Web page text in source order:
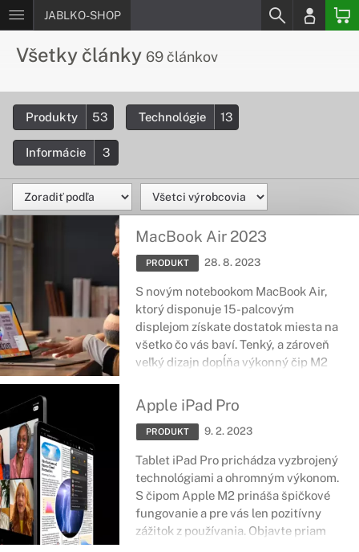
JABLKO-SHOP
Všetky články 69 článkov
Produkty 53 Technológie 13
Informácie 3
MacBook Air 2023
PRODUKT 28. 8. 2023
S novým notebookom MacBook Air,
ktorý disponuje 15-palcovým
displejom získate dostatok miesta na
všetko čo vás baví. Tenký, a zároveň
veľký dizajn dopĺňa výkonný čip M2
batérie, podľa toho na čo práve
využívate vaše zariadenie.
Apple iPad Pro
PRODUKT 9. 2. 2023
Tablet iPad Pro prichádza vyzbrojený
technológiami a ohromným výkonom.
S čipom Apple M2 prináša špičkové
fungovanie a pre vás len pozitívny
zážitok z používania. Objavte priam